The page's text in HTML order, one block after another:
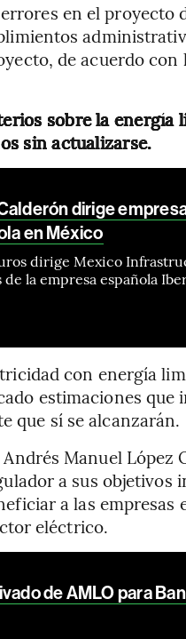
en el proyecto
de acuerdo con
sobre la energía
sin actualizarse.
dirige
en México
dirige Mexico
la empresa española
con energía
estimaciones que
que sí se alcanzarán.
Manuel López
a sus objetivos
a las empresas
eléctrico.
de AMLO para